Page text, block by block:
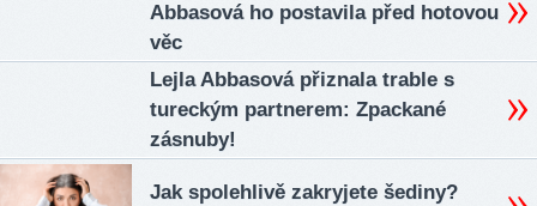
Abbasová ho postavila před hotovou
věc
Lejla Abbasová přiznala trable s
tureckým partnerem: Zpackané
zásnuby!
Jak spolehlivě zakryjete šediny?